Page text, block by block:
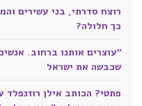
רוצח סדרתי, בני עשירים
כך חלולה?
"עוצרים אותנו ברחוב.
שכבשה את ישראל